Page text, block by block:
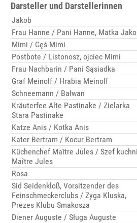
Darsteller und Darstellerinnen
Jakob
Frau Hanne / Pani Hanne, Matka
Mimi / Gęś-Mimi
Postbote / Listonosz, ojciec Mimi
Frau Nachbarin / Pani Sąsiadka
Graf Meinolf / Hrabia Meinolf
Schneemann / Bałwan
Kräuterfee Alte Pastinake / Zielarka
Stara Pastinake
Katze Anis / Kotka Anis
Kater Bertram / Kocur Bertram
Küchenchef Maître Jules / Szef kuchni
Maître Jules
Rosa
Sid Seidenkloß, Vorsitzender des
Feinschmeckerclubs / Zyga Kluska,
Prezes Klubu Smakosza
Diener Auguste / Sługa Auguste